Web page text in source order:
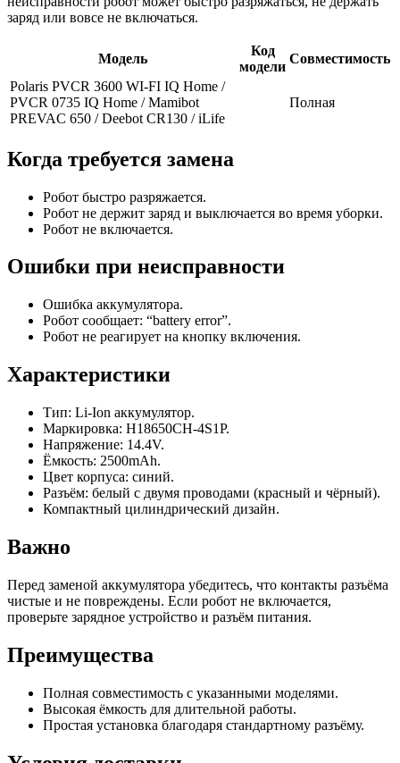
заряд или вовсе не включаться.
Модель
Код
модели
Совместимость
Polaris PVCR 3600 WI-FI IQ Home /
PVCR 0735 IQ Home / Mamibot
PREVAC 650 / Dееbоt СR130 / iLifе
Полная
Когда требуется замена
Робот быстро разряжается.
Робот не держит заряд и выключается во время уборки.
Робот не включается.
Ошибки при неисправности
Ошибка аккумулятора.
Робот сообщает: “battery error”.
Робот не реагирует на кнопку включения.
Характеристики
Тип: Li-Ion аккумулятор.
Маркировка: H18650CH-4S1P.
Напряжение: 14.4V.
Ёмкость: 2500mAh.
Цвет корпуса: синий.
Разъём: белый с двумя проводами (красный и чёрный).
Компактный цилиндрический дизайн.
Важно
Перед заменой аккумулятора убедитесь, что контакты разъёма
чистые и не повреждены. Если робот не включается,
проверьте зарядное устройство и разъём питания.
Преимущества
Полная совместимость с указанными моделями.
Высокая ёмкость для длительной работы.
Простая установка благодаря стандартному разъёму.